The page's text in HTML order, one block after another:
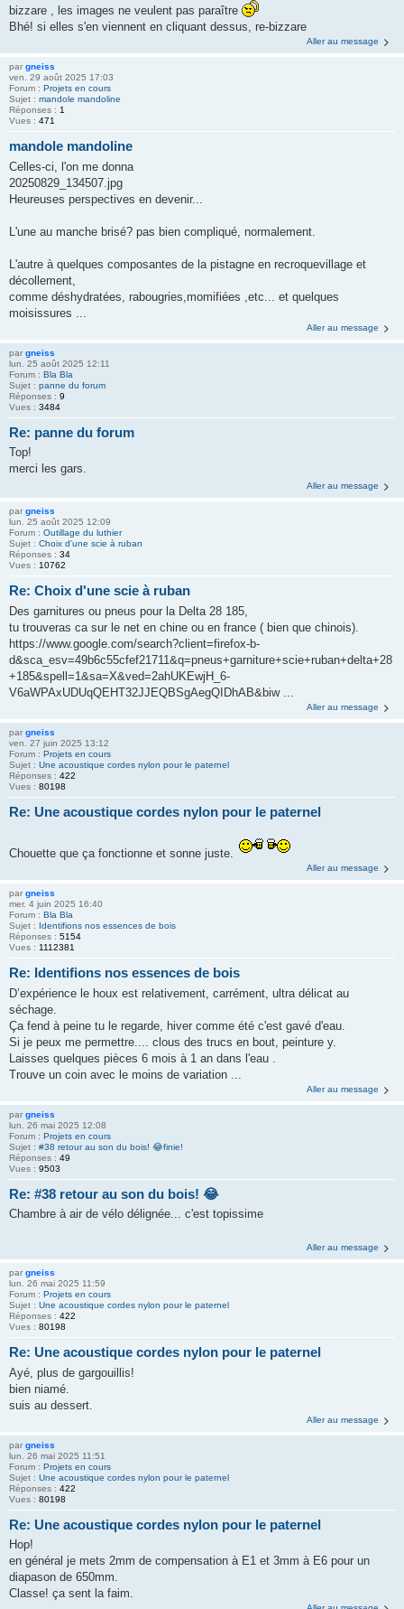
bizzare , les images ne veulent pas paraître
Bhé! si elles s'en viennent en cliquant dessus, re-bizzare
Aller au message
par gneiss
ven. 29 août 2025 17:03
Forum : Projets en cours
Sujet : mandole mandoline
Réponses : 1
Vues : 471
mandole mandoline
Celles-ci, l'on me donna
20250829_134507.jpg
Heureuses perspectives en devenir...
L'une au manche brisé? pas bien compliqué, normalement.
L'autre à quelques composantes de la pistagne en recroquevillage et
décollement,
comme déshydratées, rabougries,momifiées ,etc... et quelques
moisissures ...
Aller au message
par gneiss
lun. 25 août 2025 12:11
Forum : Bla Bla
Sujet : panne du forum
Réponses : 9
Vues : 3484
Re: panne du forum
Top!
merci les gars.
Aller au message
par gneiss
lun. 25 août 2025 12:09
Forum : Outillage du luthier
Sujet : Choix d'une scie à ruban
Réponses : 34
Vues : 10762
Re: Choix d'une scie à ruban
Des garnitures ou pneus pour la Delta 28 185,
tu trouveras ca sur le net en chine ou en france ( bien que chinois).
https://www.google.com/search?client=firefox-b-
d&sca_esv=49b6c55cfef21711&q=pneus+garniture+scie+ruban+delta+28
+185&spell=1&sa=X&ved=2ahUKEwjH_6-
V6aWPAxUDUqQEHT32JJEQBSgAegQIDhAB&biw ...
Aller au message
par gneiss
ven. 27 juin 2025 13:12
Forum : Projets en cours
Sujet : Une acoustique cordes nylon pour le paternel
Réponses : 422
Vues : 80198
Re: Une acoustique cordes nylon pour le paternel
Chouette que ça fonctionne et sonne juste.
Aller au message
par gneiss
mer. 4 juin 2025 16:40
Forum : Bla Bla
Sujet : Identifions nos essences de bois
Réponses : 5154
Vues : 1112381
Re: Identifions nos essences de bois
D’expérience le houx est relativement, carrément, ultra délicat au
séchage.
Ça fend à peine tu le regarde, hiver comme été c'est gavé d'eau.
Si je peux me permettre.... clous des trucs en bout, peinture y.
Laisses quelques pièces 6 mois à 1 an dans l'eau .
Trouve un coin avec le moins de variation ...
Aller au message
par gneiss
lun. 26 mai 2025 12:08
Forum : Projets en cours
Sujet : #38 retour au son du bois! 😂finie!
Réponses : 49
Vues : 9503
Re: #38 retour au son du bois! 😂
Chambre à air de vélo délignée... c'est topissime
Aller au message
par gneiss
lun. 26 mai 2025 11:59
Forum : Projets en cours
Sujet : Une acoustique cordes nylon pour le paternel
Réponses : 422
Vues : 80198
Re: Une acoustique cordes nylon pour le paternel
Ayé, plus de gargouillis!
bien niamé.
suis au dessert.
Aller au message
par gneiss
lun. 26 mai 2025 11:51
Forum : Projets en cours
Sujet : Une acoustique cordes nylon pour le paternel
Réponses : 422
Vues : 80198
Re: Une acoustique cordes nylon pour le paternel
Hop!
en général je mets 2mm de compensation à E1 et 3mm à E6 pour un
diapason de 650mm.
Classe! ça sent la faim.